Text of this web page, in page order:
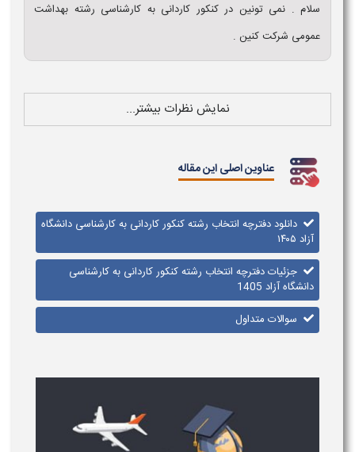
سلام . نمی تونین در کنکور کاردانی به کارشناسی رشته بهداشت
عمومی شرکت کنین .
نمایش نظرات بیشتر...
عناوین اصلی این مقاله
دانلود دفترچه انتخاب رشته کنکور کاردانی به کارشناسی دانشگاه
آزاد ۱۴۰۵​
جزئیات دفترچه انتخاب رشته کنکور کاردانی به کارشناسی
دانشگاه آزاد 1405
سوالات متداول